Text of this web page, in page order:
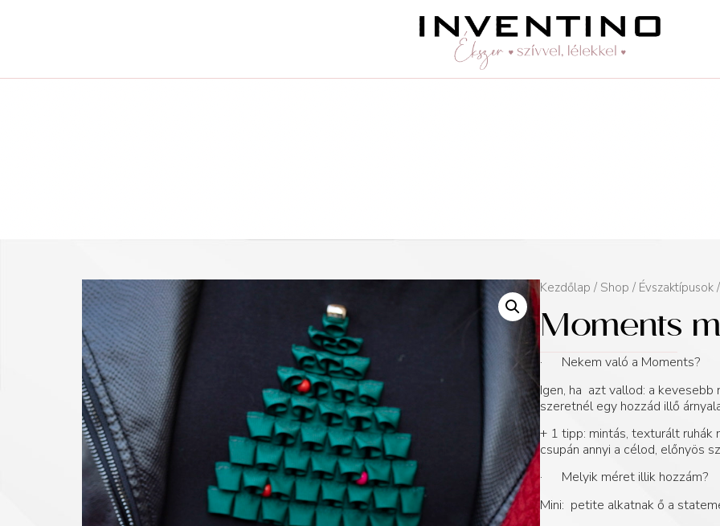
-25 % a webshopban!
Kupon: summer25 Kezdőlap / Shop / Évszaktípusok
Moments
· Nekem való a Moments?
Igen, ha azt vallod: a kevesebb
szeretnél egy hozzád illő
+ 1 tipp: mintás, texturált
csupán annyi a célod, előnyös
· Melyik méret illik hozzám?
Mini: petite alkatnak ő a